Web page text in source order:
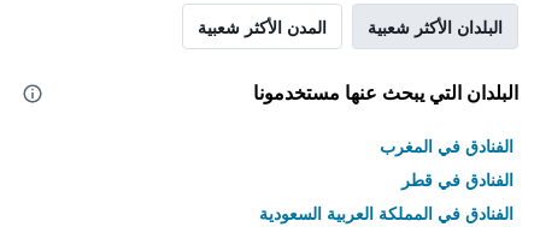
البلدان الأكثر شعبية المدن الأكثر شعبية
البلدان التي يبحث عنها مستخدمونا
الفنادق في المغرب
الفنادق في قطر
الفنادق في المملكة العربية السعودية